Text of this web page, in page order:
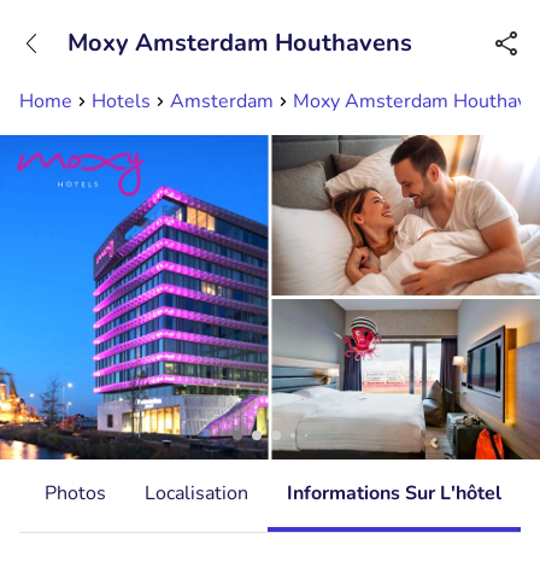
Disponible jusqu'à 23:00 heures
Home Hotels Amsterdam Moxy Amsterdam
Moxy Amsterdam Houthavens
Photos Localisation Informations Sur L'hôtel